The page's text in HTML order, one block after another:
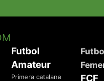
Futbol
Amateur
Primera catalana
FCF